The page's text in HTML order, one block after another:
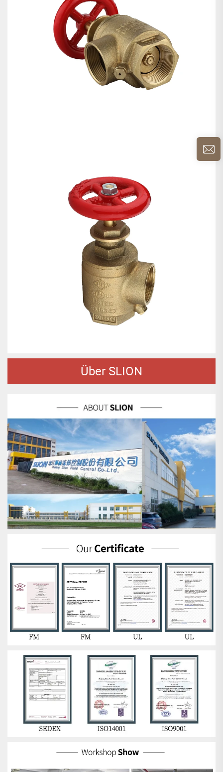
Über SLION